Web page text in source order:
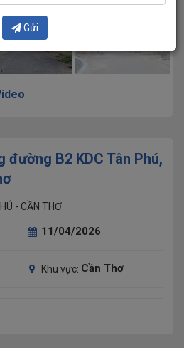
đường B2 KDC Tân Phú,
- CẦN THƠ
11/04/2026
Khu vực: Cần Thơ
Gửi